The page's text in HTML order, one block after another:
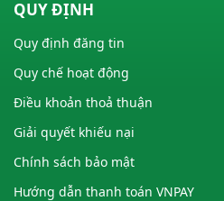
QUY ĐỊNH
Quy định đăng tin
Quy chế hoạt động
Điều khoản thoả thuận
Giải quyết khiếu nại
Chính sách bảo mật
Hướng dẫn thanh toán VNPAY